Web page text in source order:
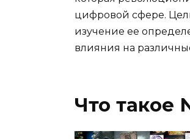
цифровой сфере.
изучение ее
влияния на
Что такое